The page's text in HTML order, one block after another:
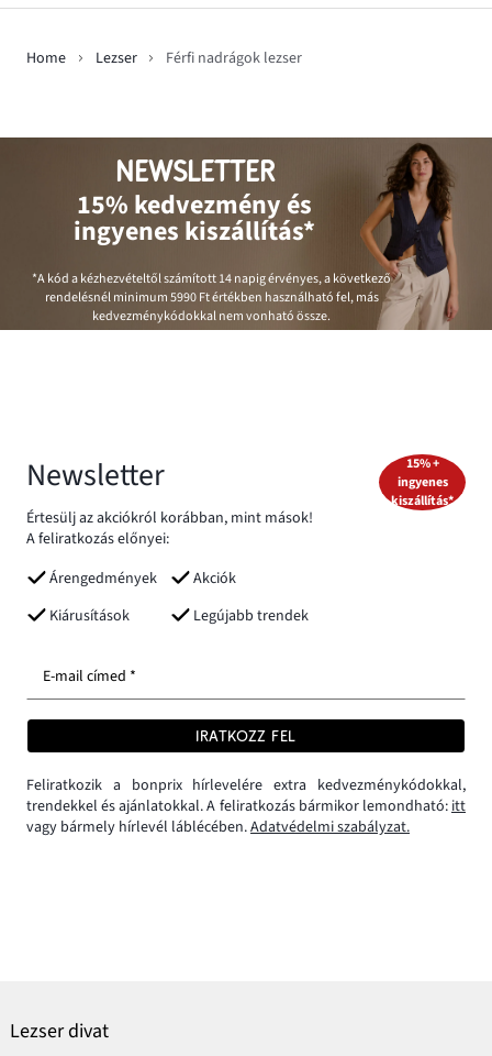
Home Lezser Férfi nadrágok lezser
NEWSLETTER
15% kedvezmény és
ingyenes kiszállítás*
*A kód a kézhezvételtől számított 14 napig érvényes, a következő
rendelésnél minimum5990 Ftértékben használható fel, más
kedvezménykódokkal nem vonható össze.
Newsletter
Értesülj az akciókról korábban, mint mások!
A feliratkozás előnyei:
Árengedmények
Akciók
Kiárusítások
Legújabb trendek
15% +
ingyenes
kiszállítás*
E-mail címed *
IRATKOZZ FEL
Feliratkozik a bonprix hírlevelére extra kedvezménykódokkal,
trendekkel és ajánlatokkal. A feliratkozás bármikor lemondható:itt
vagy bármely hírlevél láblécében.Adatvédelmi szabályzat.
Lezser divat